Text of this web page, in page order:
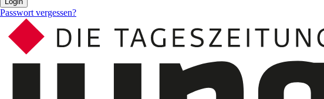
Passwort vergessen?